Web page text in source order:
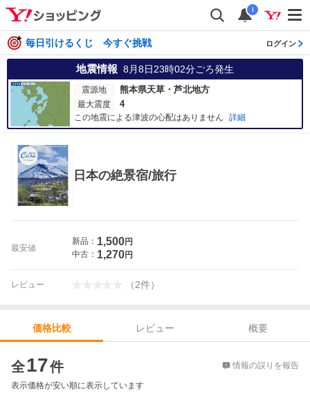
i
毎日引けるくじ 今すぐ挑戦 ログイン
地震情報 8月8日23時02分ごろ発生
震源地 熊本県天草・芦北地方
最大震度 4
この地震による津波の心配はありません 詳細
日本の絶景宿/旅行
最安値
新品： 1,500円
中古： 1,270円
レビュー （2件）
価格比較 レビュー
概要
全17件 情報の誤りを報告
表示価格が安い順に表示しています